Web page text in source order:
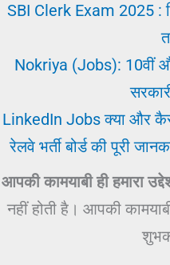
SBI Clerk Exam 2025 :
Nokriya (Jobs): 10वीं
LinkedIn Jobs क्या और
रेलवे भर्ती बोर्ड की पूरी
आपकी कामयाबी ही हमारा
नहीं होती है। आपकी